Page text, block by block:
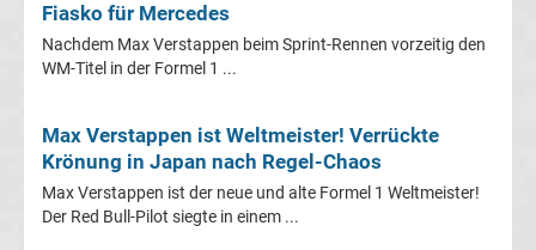
Champions
League
Tabelle
Champions
Fiasko für Mercedes
Nachdem Max Verstappen beim Sprint-Rennen vorzeitig den
WM-Titel in der Formel 1 ...
Max Verstappen ist Weltmeister! Verrückte
Krönung in Japan nach Regel-Chaos
Max Verstappen ist der neue und alte Formel 1 Weltmeister!
Der Red Bull-Pilot siegte in einem ...